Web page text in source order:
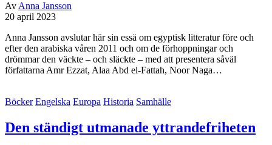
AvAnna Jansson
20 april 2023
Anna Jansson avslutar här sin essä om egyptisk litteratur före och
efter den arabiska våren 2011 och om de förhoppningar och
drömmar den väckte – och släckte – med att presentera såväl
författarna Amr Ezzat, Alaa Abd el-Fattah, Noor Naga…
Böcker Engelska Europa Historia Samhälle
Den ständigt utmanade yttrandefriheten